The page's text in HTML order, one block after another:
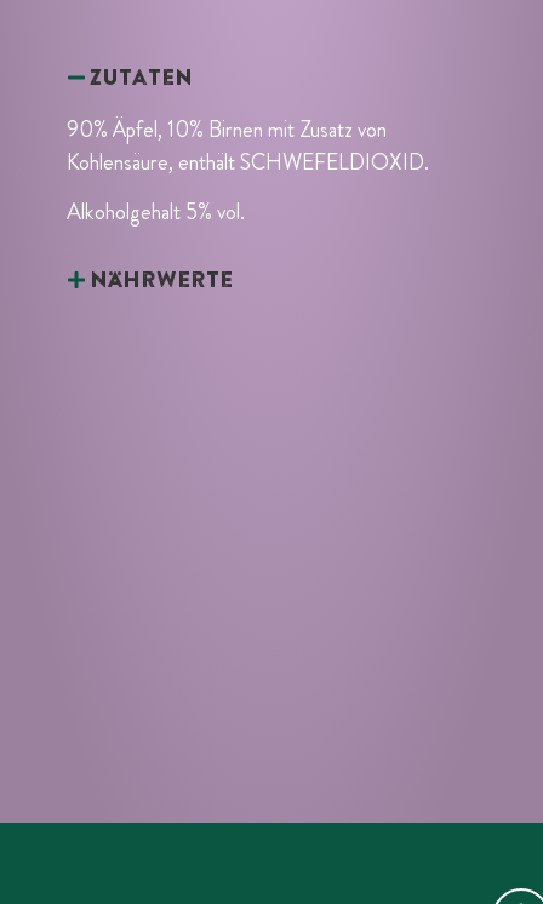
Zutaten
90% Äpfel, 10% Birnen mit Zusatz von
Kohlensäure, enthält SCHWEFELDIOXID.
Alkoholgehalt 5% vol.
Nährwerte